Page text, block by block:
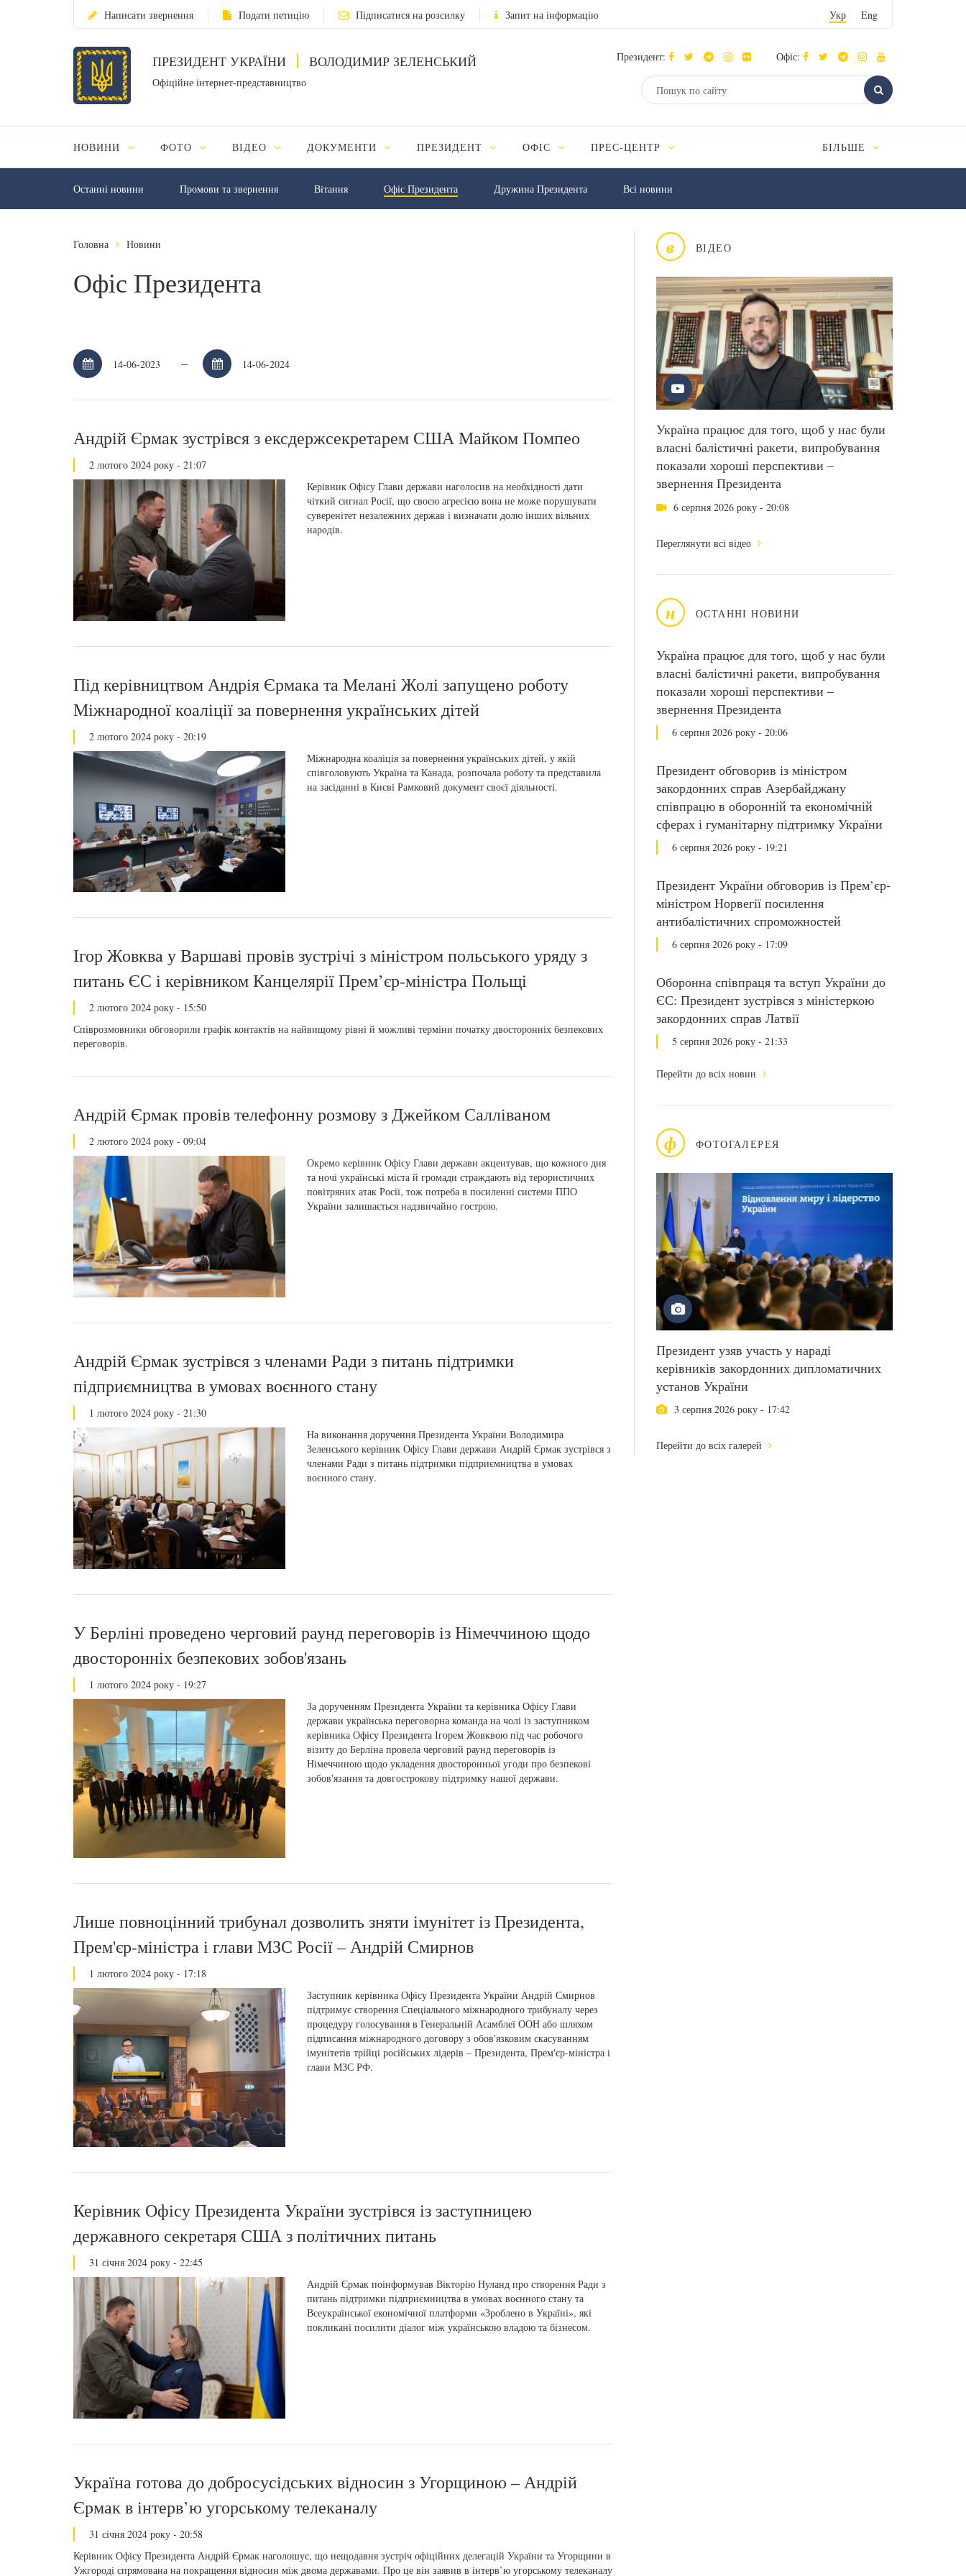
Написати звернення Подати петицію Підписатися на розсилку Запит на інформацію Укр Eng
ПРЕЗИДЕНТ УКРАЇНИ ВОЛОДИМИР ЗЕЛЕНСЬКИЙ
Офіційне інтернет-представництво
Президент: Офіс:
НОВИНИ ФОТО ВІДЕО ДОКУМЕНТИ ПРЕЗИДЕНТ ОФІС ПРЕС-ЦЕНТР БІЛЬШЕ
Останні новини Промови та звернення Вiтання Офіс Президента Дружина Президента Всі новини
в ВІДЕО
Україна працює для того, щоб у нас були
власні балістичні ракети, випробування
показали хороші перспективи –
звернення Президента
6 серпня 2026 року - 20:08
Переглянути всі відео
н ОСТАННІ НОВИНИ
Україна працює для того, щоб у нас були
власні балістичні ракети, випробування
показали хороші перспективи –
звернення Президента
6 серпня 2026 року - 20:06
Президент обговорив із міністром
закордонних справ Азербайджану
співпрацю в оборонній та економічній
сферах і гуманітарну підтримку України
6 серпня 2026 року - 19:21
Президент України обговорив із Прем’єр-
міністром Норвегії посилення
антибалістичних спроможностей
6 серпня 2026 року - 17:09
Оборонна співпраця та вступ України до
ЄС: Президент зустрівся з міністеркою
закордонних справ Латвії
5 серпня 2026 року - 21:33
Перейти до всіх новин
ф ФОТОГАЛЕРЕЯ
Президент узяв участь у нараді
керівників закордонних дипломатичних
установ України
3 серпня 2026 року - 17:42
Перейти до всіх галерей
Головна Новини
Офіс Президента
–
Андрій Єрмак зустрівся з ексдержсекретарем США Майком Помпео
2 лютого 2024 року - 21:07
Керівник Офісу Глави держави наголосив на необхідності дати
чіткий сигнал Росії, що своєю агресією вона не може порушувати
суверенітет незалежних держав і визначати долю інших вільних
народів.
Під керівництвом Андрія Єрмака та Мелані Жолі запущено роботу
Міжнародної коаліції за повернення українських дітей
2 лютого 2024 року - 20:19
Міжнародна коаліція за повернення українських дітей, у якій
співголовують Україна та Канада, розпочала роботу та представила
на засіданні в Києві Рамковий документ своєї діяльності.
Ігор Жовква у Варшаві провів зустрічі з міністром польського уряду з
питань ЄС і керівником Канцелярії Прем’єр-міністра Польщі
2 лютого 2024 року - 15:50
Співрозмовники обговорили графік контактів на найвищому рівні й можливі терміни початку двосторонніх безпекових
переговорів.
Андрій Єрмак провів телефонну розмову з Джейком Салліваном
2 лютого 2024 року - 09:04
Окремо керівник Офісу Глави держави акцентував, що кожного дня
та ночі українські міста й громади страждають від терористичних
повітряних атак Росії, тож потреба в посиленні системи ППО
України залишається надзвичайно гострою.
Андрій Єрмак зустрівся з членами Ради з питань підтримки
підприємництва в умовах воєнного стану
1 лютого 2024 року - 21:30
На виконання доручення Президента України Володимира
Зеленського керівник Офісу Глави держави Андрій Єрмак зустрівся з
членами Ради з питань підтримки підприємництва в умовах
воєнного стану.
У Берліні проведено черговий раунд переговорів із Німеччиною щодо
двосторонніх безпекових зобов'язань
1 лютого 2024 року - 19:27
За дорученням Президента України та керівника Офісу Глави
держави українська переговорна команда на чолі із заступником
керівника Офісу Президента Ігорем Жовквою під час робочого
візиту до Берліна провела черговий раунд переговорів із
Німеччиною щодо укладення двосторонньої угоди про безпекові
зобов'язання та довгострокову підтримку нашої держави.
Лише повноцінний трибунал дозволить зняти імунітет із Президента,
Прем'єр-міністра і глави МЗС Росії – Андрій Смирнов
1 лютого 2024 року - 17:18
Заступник керівника Офісу Президента України Андрій Смирнов
підтримує створення Спеціального міжнародного трибуналу через
процедуру голосування в Генеральній Асамблеї ООН або шляхом
підписання міжнародного договору з обов'язковим скасуванням
імунітетів трійці російських лідерів – Президента, Прем'єр-міністра і
глави МЗС РФ.
Керівник Офісу Президента України зустрівся із заступницею
державного секретаря США з політичних питань
31 січня 2024 року - 22:45
Андрій Єрмак поінформував Вікторію Нуланд про створення Ради з
питань підтримки підприємництва в умовах воєнного стану та
Всеукраїнської економічної платформи «Зроблено в Україні», які
покликані посилити діалог між українською владою та бізнесом.
Україна готова до добросусідських відносин з Угорщиною – Андрій
Єрмак в інтерв’ю угорському телеканалу
31 січня 2024 року - 20:58
Керівник Офісу Президента Андрій Єрмак наголошує, що нещодавня зустріч офіційних делегацій України та Угорщини в
Ужгороді спрямована на покращення відносин між двома державами. Про це він заявив в інтерв’ю угорському телеканалу